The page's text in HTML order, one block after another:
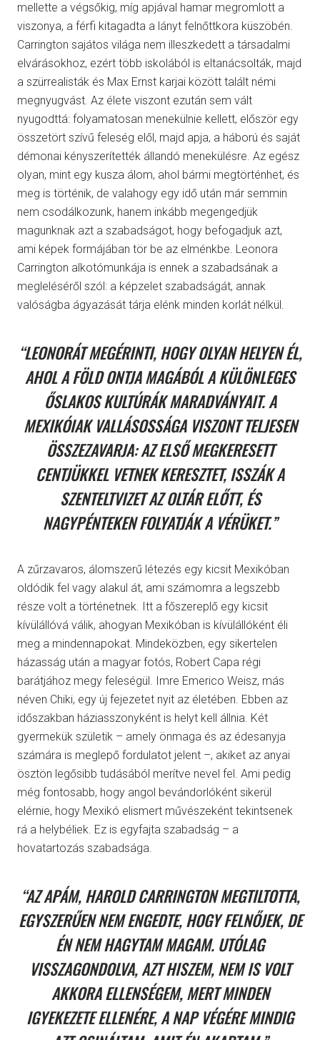
mellette a végsőkig, míg apjával hamar megromlott a
viszonya, a férfi kitagadta a lányt felnőttkora küszöbén.
Carrington sajátos világa nem illeszkedett a társadalmi
elvárásokhoz, ezért több iskolából is eltanácsolták, majd
a szürrealisták és Max Ernst karjai között talált némi
megnyugvást. Az élete viszont ezután sem vált
nyugodttá: folyamatosan menekülnie kellett, először egy
összetört szívű feleség elől, majd apja, a háború és saját
démonai kényszerítették állandó menekülésre. Az egész
olyan, mint egy kusza álom, ahol bármi megtörténhet, és
meg is történik, de valahogy egy idő után már semmin
nem csodálkozunk, hanem inkább megengedjük
magunknak azt a szabadságot, hogy befogadjuk azt,
ami képek formájában tör be az elménkbe. Leonora
Carrington alkotómunkája is ennek a szabadsának a
megleléséről szól: a képzelet szabadságát, annak
valóságba ágyazását tárja elénk minden korlát nélkül.
“LEONORÁT MEGÉRINTI, HOGY OLYAN HELYEN ÉL,
AHOL A FÖLD ONTJA MAGÁBÓL A KÜLÖNLEGES
ŐSLAKOS KULTÚRÁK MARADVÁNYAIT. A
MEXIKÓIAK VALLÁSOSSÁGA VISZONT TELJESEN
ÖSSZEZAVARJA: AZ ELSŐ MEGKERESETT
CENTJÜKKEL VETNEK KERESZTET, ISSZÁK A
SZENTELTVIZET AZ OLTÁR ELŐTT, ÉS
NAGYPÉNTEKEN FOLYATJÁK A VÉRÜKET.”
A zűrzavaros, álomszerű létezés egy kicsit Mexikóban
oldódik fel vagy alakul át, ami számomra a legszebb
része volt a történetnek. Itt a főszereplő egy kicsit
kívülállóvá válik, ahogyan Mexikóban is kívülállóként éli
meg a mindennapokat. Mindeközben, egy sikertelen
házasság után a magyar fotós, Robert Capa régi
barátjához megy feleségül. Imre Emerico Weisz, más
néven Chiki, egy új fejezetet nyit az életében. Ebben az
időszakban háziasszonyként is helyt kell állnia. Két
gyermekük születik – amely önmaga és az édesanyja
számára is meglepő fordulatot jelent –, akiket az anyai
ösztön legősibb tudásából merítve nevel fel. Ami pedig
még fontosabb, hogy angol bevándorlóként sikerül
elérnie, hogy Mexikó elismert művészeként tekintsenek
rá a helybéliek. Ez is egyfajta szabadság – a
hovatartozás szabadsága.
“AZ APÁM, HAROLD CARRINGTON MEGTILTOTTA,
EGYSZERŰEN NEM ENGEDTE, HOGY FELNŐJEK, DE
ÉN NEM HAGYTAM MAGAM. UTÓLAG
VISSZAGONDOLVA, AZT HISZEM, NEM IS VOLT
AKKORA ELLENSÉGEM, MERT MINDEN
IGYEKEZETE ELLENÉRE, A NAP VÉGÉRE MINDIG